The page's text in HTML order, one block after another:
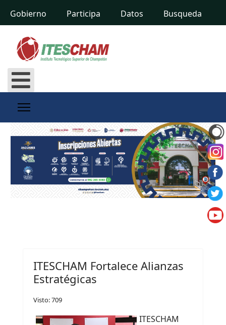
Gobierno Participa Datos Busqueda
ITESCHAM Fortalece Alianzas
Estratégicas
Visto: 709
ITESCHAM